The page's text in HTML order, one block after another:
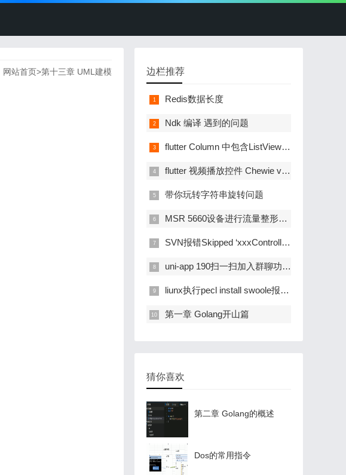
网站首页>第十三章 UML建模 边栏推荐
Redis数据长度
Ndk 编译 遇到的问题
flutter Column 中包含ListView高度设置问题
flutter 视频播放控件 Chewie video_play
带你玩转字符串旋转问题
MSR 5660设备进行流量整形和带宽保证的实现案例
SVN报错Skipped ‘xxxController.class.php‘ -- Node remains in conflict
uni-app 190扫一扫加入群聊功能（二）
liunx执行pecl install swoole报错“failed to run `phpize‘”
第一章 Golang开山篇
猜你喜欢
第二章 Golang的概述
Dos的常用指令